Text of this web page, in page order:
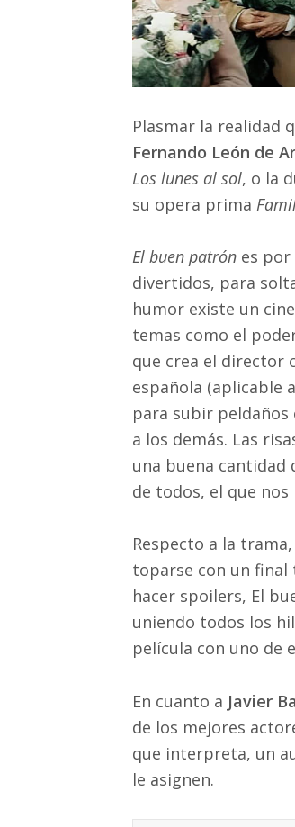
Plasmar la realidad
Fernando León de
Los lunes al sol, o la
su opera prima
El buen patrónes por
divertidos, para
humor existe un
temas como el
que crea el director
española (aplicable
para subir
a los demás. Las
una buena cantidad
de todos, el que
Respecto a la
toparse con un final
hacer spoilers, El
uniendo todos los
película con uno de
En cuanto a Javier
de los mejores
que interpreta, un
le asignen.